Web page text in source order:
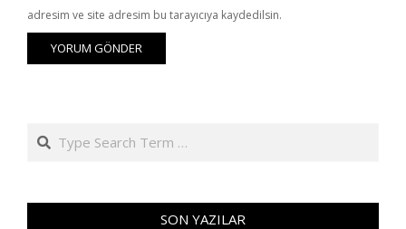
adresim ve site adresim bu tarayıcıya kaydedilsin.
Search
SON YAZILAR